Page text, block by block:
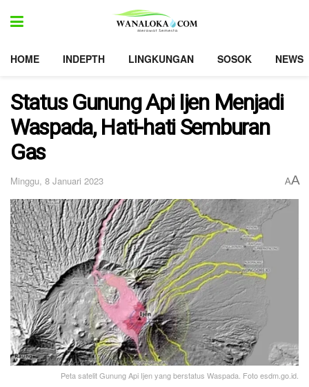
HOME INDEPTH LINGKUNGAN SOSOK NEWS
Status Gunung Api Ijen Menjadi
Waspada, Hati-hati Semburan
Gas
Minggu, 8 Januari 2023 AA
Peta satelit Gunung Api Ijen yang berstatus Waspada. Foto esdm.go.id.